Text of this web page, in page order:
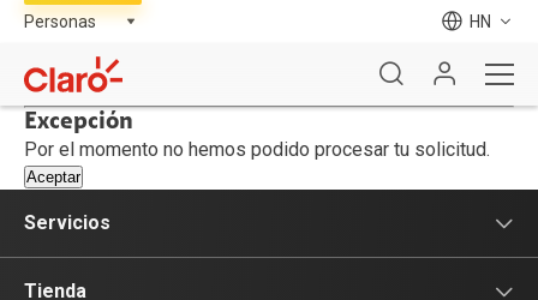
HN
Excepción
Por el momento no hemos podido procesar tu solicitud.
Servicios
Servicios Móviles
Tienda